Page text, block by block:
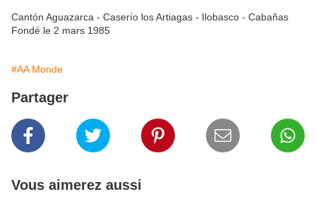
Cantón Aguazarca - Caserío los Artiagas - Ilobasco - Cabañas
Fondé le 2 mars 1985
#AA Monde
Partager
Vous aimerez aussi